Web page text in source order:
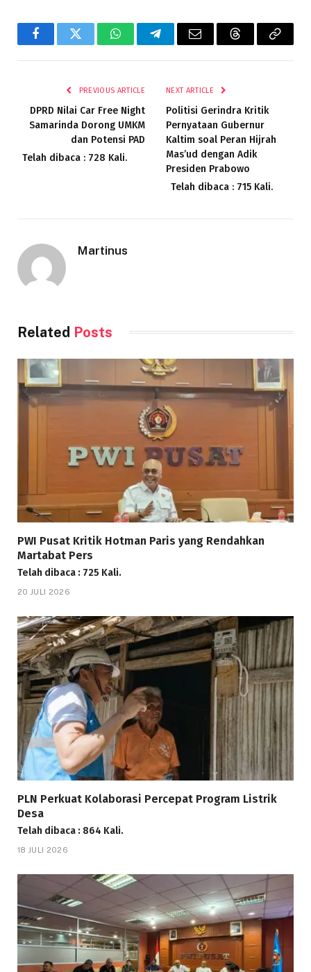
FacebookTwitter WhatsAppTelegramEmail ThreadsCopy
PREVIOUS ARTICLE
DPRD Nilai Car Free Night
Samarinda Dorong UMKM
dan Potensi PAD
Telah dibaca : 728 Kali.
NEXT ARTICLE
Politisi Gerindra Kritik
Pernyataan Gubernur
Kaltim soal Peran Hijrah
Mas’ud dengan Adik
Presiden Prabowo
Telah dibaca : 715 Kali.
Martinus
Related Posts
PWI Pusat Kritik Hotman Paris yang Rendahkan
Martabat Pers
Telah dibaca : 725 Kali.
20 JULI 2026
PLN Perkuat Kolaborasi Percepat Program Listrik
Desa
Telah dibaca : 864 Kali.
18 JULI 2026